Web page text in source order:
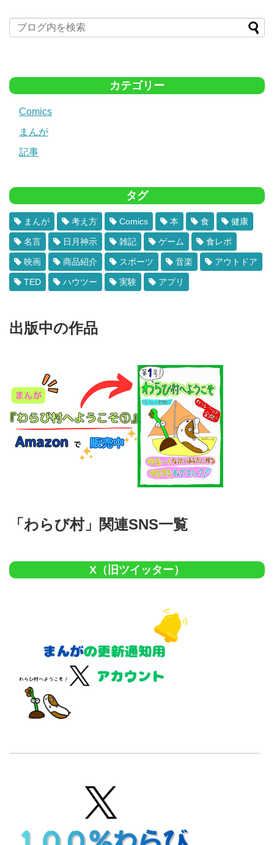
カテゴリー
Comics
まんが
記事
タグ
まんが 考え方 Comics 本 食 健康
名言 日月神示 雑記 ゲーム 食レポ
映画 商品紹介 スポーツ 音楽 アウトドア
TED ハウツー 実験 アプリ
出版中の作品
「わらび村」関連SNS一覧
X（旧ツイッター）